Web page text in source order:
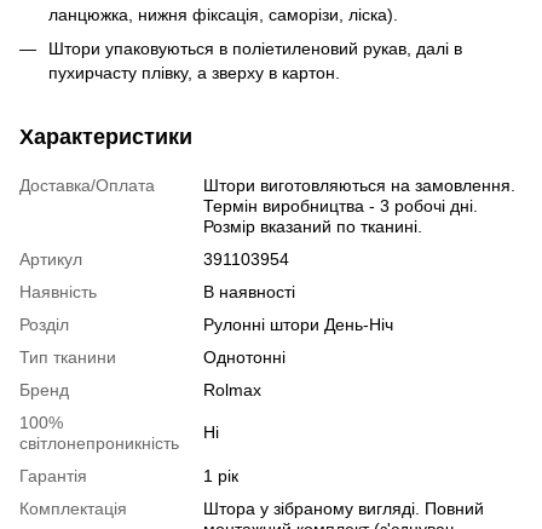
ланцюжка, нижня фіксація, саморізи, ліска).
Штори упаковуються в поліетиленовий рукав, далі в
пухирчасту плівку, а зверху в картон.
Характеристики
Доставка/Оплата
Штори виготовляються на замовлення.
Термін виробництва - 3 робочі дні.
Розмір вказаний по тканині.
Артикул
391103954
Наявність
В наявності
Розділ
Рулонні штори День-Ніч
Тип тканини
Однотонні
Бренд
Rolmax
100%
світлонепроникність
Ні
Гарантія
1 рік
Комплектація
Штора у зібраному вигляді. Повний